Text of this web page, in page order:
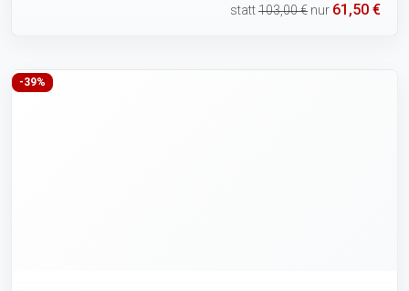
statt103,00 € nur 61,50 €
-39%